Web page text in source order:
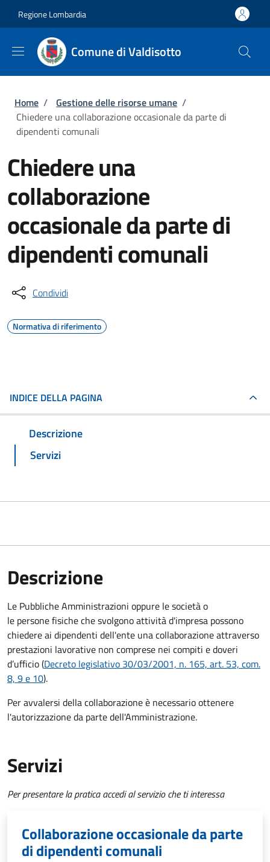
Regione Lombardia
Comune di Valdisotto
Briciole di pane
Home / Gestione delle risorse umane /
Chiedere una collaborazione occasionale da parte di
dipendenti comunali
Chiedere una
collaborazione
occasionale da parte di
dipendenti comunali
Condividi
Normativa di riferimento
INDICE DELLA PAGINA
Descrizione
Servizi
Descrizione
Le Pubbliche Amministrazioni oppure le società o
le persone fisiche che svolgono attività d'impresa possono
chiedereai dipendenti dell'ente una collaborazione attraverso
prestazioni lavorative non comprese nei compiti e doveri
d’ufficio(Decreto legislativo 30/03/2001, n. 165, art. 53, com.
8, 9 e 10).
Per avvalersi della collaborazione è necessario ottenere
l'autorizzazione da parte dell'Amministrazione.
Servizi
Per presentare la pratica accedi al servizio che ti interessa
Collaborazione occasionale da parte
di dipendenti comunali